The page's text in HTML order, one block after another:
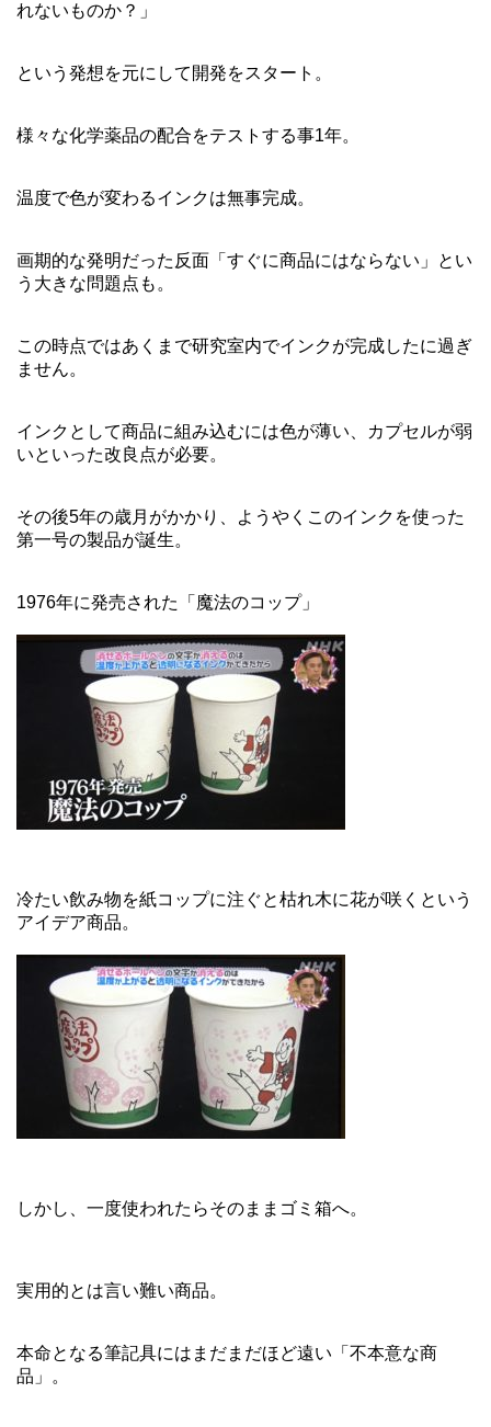
れないものか？」
という発想を元にして開発をスタート。
様々な化学薬品の配合をテストする事1年。
温度で色が変わるインクは無事完成。
画期的な発明だった反面「すぐに商品にはならない」とい
う大きな問題点も。
この時点ではあくまで研究室内でインクが完成したに過ぎ
ません。
インクとして商品に組み込むには色が薄い、カプセルが弱
いといった改良点が必要。
その後5年の歳月がかかり、ようやくこのインクを使った
第一号の製品が誕生。
1976年に発売された「魔法のコップ」
冷たい飲み物を紙コップに注ぐと枯れ木に花が咲くという
アイデア商品。
しかし、一度使われたらそのままゴミ箱へ。
実用的とは言い難い商品。
本命となる筆記具にはまだまだほど遠い「不本意な商
品」。